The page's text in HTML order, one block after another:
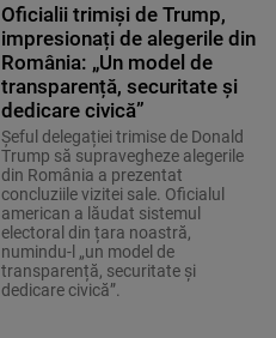
Oficialii trimiși de Trump,
impresionați de alegerile din
România: „Un model de
transparență, securitate și
dedicare civică”
Șeful delegației trimise de Donald
Trump să supravegheze alegerile
din România a prezentat
concluziile vizitei sale. Oficialul
american a lăudat sistemul
electoral din țara noastră,
numindu-l „un model de
transparență, securitate și
dedicare civică”.